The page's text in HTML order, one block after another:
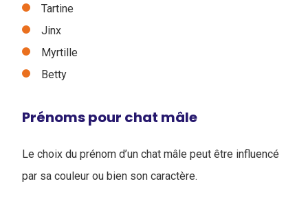
Tartine
Jinx
Myrtille
Betty
Prénoms pour chat mâle
Le choix du prénom d’un chat mâle peut être influencé
par sa couleur ou bien son caractère.